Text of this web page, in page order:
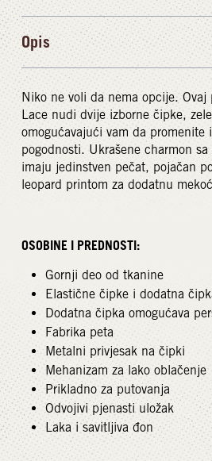
Opis
Niko ne voli da nema opcije. Ovaj
Lace nudi dvije izborne čipke,
omogućavajući vam da promenite
pogodnosti. Ukrašene charmon
imaju jedinstven pečat, pojačan
leopard printom za dodatnu
OSOBINE I PREDNOSTI:
Gornji deo od tkanine
Elastične čipke i dodatna
Dodatna čipka omogućava
Fabrika peta
Metalni privjesak na čipki
Mehanizam za lako oblačenje
Prikladno za putovanja
Odvojivi pjenasti uložak
Laka i savitljiva đon